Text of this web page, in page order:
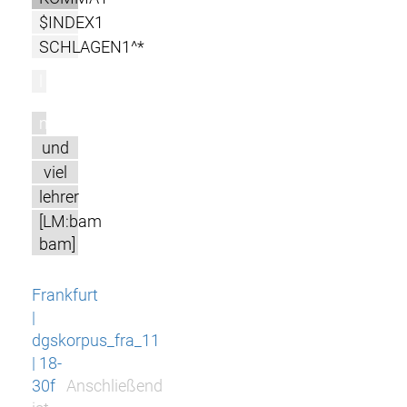
$INDEX1
SCHLAGEN1^*
m
und
viel
lehrer
[LM:bam
bam]
Frankfurt
|
dgskorpus_fra_11
| 18-
30f
Anschließend